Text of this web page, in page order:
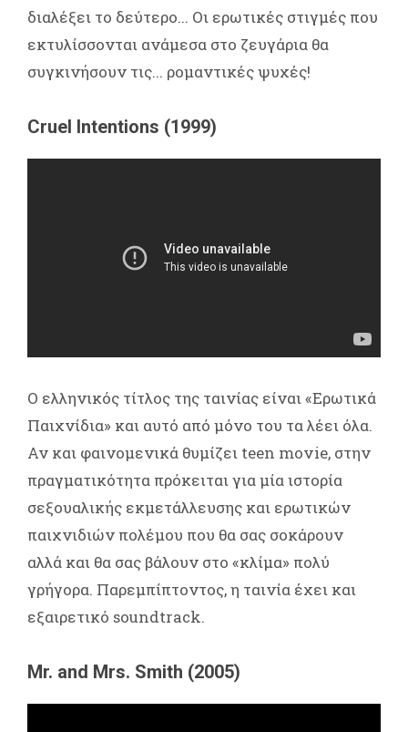
διαλέξει το δεύτερο... Οι ερωτικές στιγμές που
εκτυλίσσονται ανάμεσα στο ζευγάρια θα
συγκινήσουν τις... ρομαντικές ψυχές!
Cruel Intentions (1999)
Ο ελληνικός τίτλος της ταινίας είναι «Ερωτικά
Παιχνίδια» και αυτό από μόνο του τα λέει όλα.
Αν και φαινομενικά θυμίζει teen movie, στην
πραγματικότητα πρόκειται για μία ιστορία
σεξουαλικής εκμετάλλευσης και ερωτικών
παιχνιδιών πολέμου που θα σας σοκάρουν
αλλά και θα σας βάλουν στο «κλίμα» πολύ
γρήγορα. Παρεμπίπτοντος, η ταινία έχει και
εξαιρετικό soundtrack.
Mr. and Mrs. Smith (2005)